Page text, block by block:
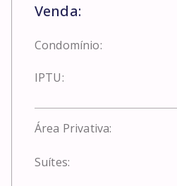
Venda:
Condomínio:
IPTU:
Área Privativa:
Suítes: